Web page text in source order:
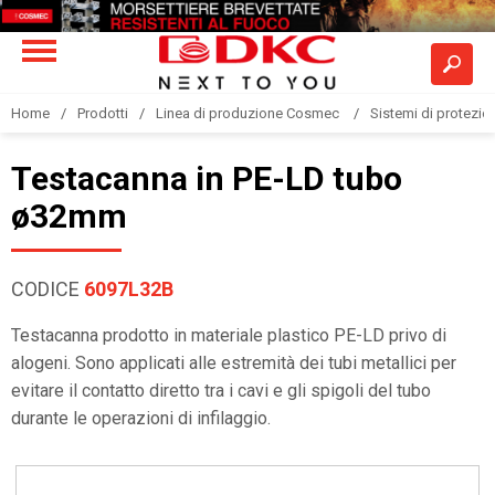
Home Prodotti Linea di produzione Cosmec Sistemi di
Testacanna in PE-LD tubo
ø32mm
CODICE 6097L32B
Testacanna prodotto in materiale plastico PE-LD privo di
alogeni. Sono applicati alle estremità dei tubi metallici per
evitare il contatto diretto tra i cavi e gli spigoli del tubo
durante le operazioni di infilaggio.